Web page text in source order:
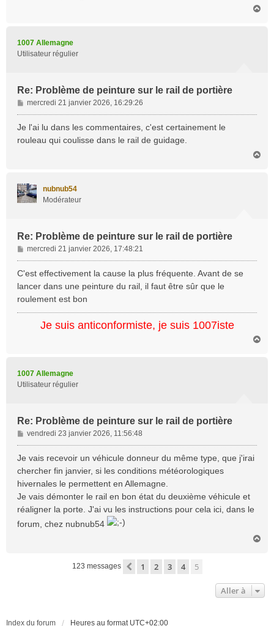
1007 Allemagne
Utilisateur régulier
Re: Problème de peinture sur le rail de portière
M
e
s
mercredi 21 janvier 2026, 16:29:26
Je l'ai lu dans les commentaires, c'est certainement le
rouleau qui coulisse dans le rail de guidage.
nubnub54
Modérateur
Re: Problème de peinture sur le rail de portière
M
e
s
g
e
mercredi 21 janvier 2026, 17:48:21
C'est effectivement la cause la plus fréquente. Avant de se
lancer dans une peinture du rail, il faut être sûr que le
roulement est bon
Je suis anticonformiste, je suis 1007iste
1007 Allemagne
Utilisateur régulier
Re: Problème de peinture sur le rail de portière
M
e
s
g
e
vendredi 23 janvier 2026, 11:56:48
Je vais recevoir un véhicule donneur du même type, que j'irai
chercher fin janvier, si les conditions météorologiques
hivernales le permettent en Allemagne.
Je vais démonter le rail en bon état du deuxième véhicule et
réaligner la porte. J'ai vu les instructions pour cela ici, dans le
forum, chez nubnub54
123 messages Précédente
1 2 3 4 5
Aller à
Index du forum Heures au format UTC+02:00